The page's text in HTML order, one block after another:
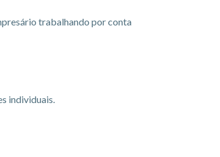
trabalhando por conta
individuais.